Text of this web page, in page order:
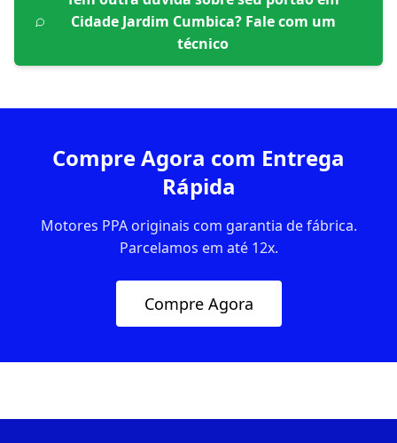
Cidade Jardim Cumbica? Fale com um
técnico
Compre Agora com Entrega
Rápida
Motores PPA originais com garantia de fábrica.
Parcelamos em até 12x.
Compre Agora